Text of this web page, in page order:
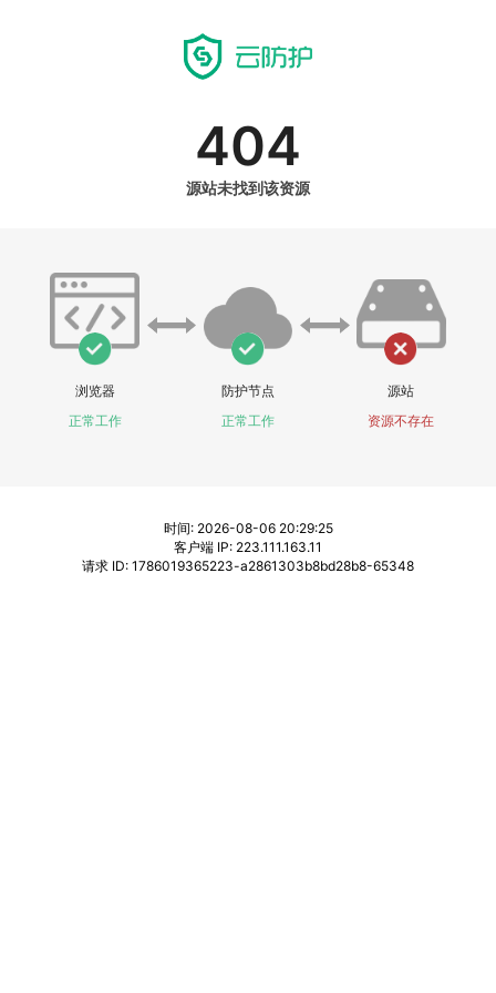
404
源站未找到该资源
浏览器
正常工作
防护节点
正常工作
源站
资源不存在
时间: 2026-08-06 20:29:25
客户端 IP: 223.111.163.11
请求 ID: 1786019365223-a2861303b8bd28b8-65348